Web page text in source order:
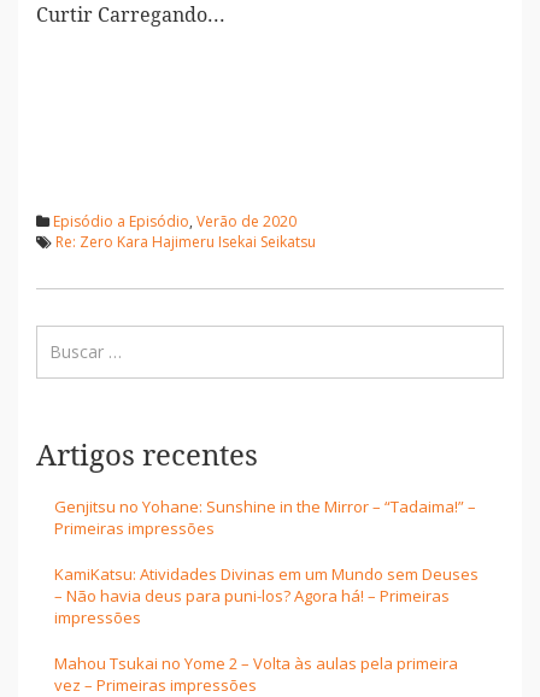
Curtir Carregando...
Episódio a Episódio, Verão de 2020
Re: Zero Kara Hajimeru Isekai Seikatsu
Artigos recentes
Genjitsu no Yohane: Sunshine in the Mirror – “Tadaima!” –
Primeiras impressões
KamiKatsu: Atividades Divinas em um Mundo sem Deuses
– Não havia deus para puni-los? Agora há! – Primeiras
impressões
Mahou Tsukai no Yome 2 – Volta às aulas pela primeira
vez – Primeiras impressões